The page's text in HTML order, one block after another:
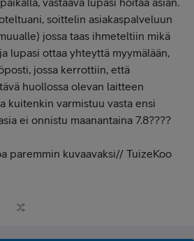
soittelin asiakaspalveluun
jossa taas ihmeteltiin mikä
lupasi ottaa yhteyttä myymälään,
jossa kerrottiin, että
huollossa olevan laitteen
kuitenkin varmistuu vasta ensi
ei onnistu maanantaina 7.8????
paremmin kuvaavaksi// TuizeKoo